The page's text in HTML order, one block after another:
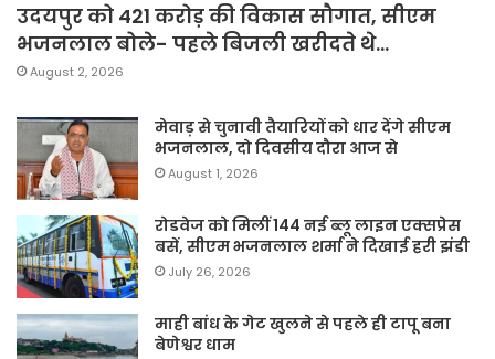
उदयपुर को 421 करोड़ की विकास सौगात, सीएम
भजनलाल बोले- पहले बिजली खरीदते थे…
August 2, 2026
मेवाड़ से चुनावी तैयारियों को धार देंगे सीएम
भजनलाल, दो दिवसीय दौरा आज से
August 1, 2026
रोडवेज को मिलीं 144 नई ब्लू लाइन एक्सप्रेस
बसें, सीएम भजनलाल शर्मा ने दिखाई हरी झंडी
July 26, 2026
माही बांध के गेट खुलने से पहले ही टापू बना
बेणेश्वर धाम